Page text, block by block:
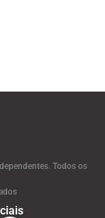
Todos os